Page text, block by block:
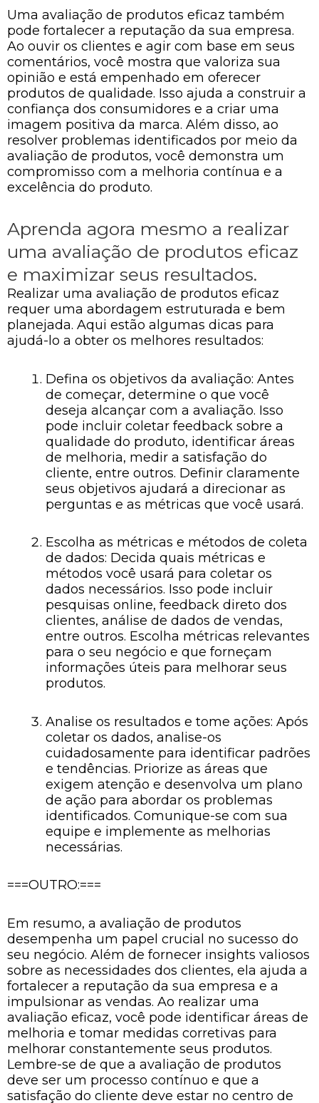
Uma avaliação de produtos eficaz também
pode fortalecer a reputação da sua empresa.
Ao ouvir os clientes e agir com base em seus
comentários, você mostra que valoriza sua
opinião e está empenhado em oferecer
produtos de qualidade. Isso ajuda a construir a
confiança dos consumidores e a criar uma
imagem positiva da marca. Além disso, ao
resolver problemas identificados por meio da
avaliação de produtos, você demonstra um
compromisso com a melhoria contínua e a
excelência do produto.
Aprenda agora mesmo a realizar
uma avaliação de produtos eficaz
e maximizar seus resultados.
Realizar uma avaliação de produtos eficaz
requer uma abordagem estruturada e bem
planejada. Aqui estão algumas dicas para
ajudá-lo a obter os melhores resultados:
Defina os objetivos da avaliação: Antes
de começar, determine o que você
deseja alcançar com a avaliação. Isso
pode incluir coletar feedback sobre a
qualidade do produto, identificar áreas
de melhoria, medir a satisfação do
cliente, entre outros. Definir claramente
seus objetivos ajudará a direcionar as
perguntas e as métricas que você usará.
Escolha as métricas e métodos de coleta
de dados: Decida quais métricas e
métodos você usará para coletar os
dados necessários. Isso pode incluir
pesquisas online, feedback direto dos
clientes, análise de dados de vendas,
entre outros. Escolha métricas relevantes
para o seu negócio e que forneçam
informações úteis para melhorar seus
produtos.
Analise os resultados e tome ações: Após
coletar os dados, analise-os
cuidadosamente para identificar padrões
e tendências. Priorize as áreas que
exigem atenção e desenvolva um plano
de ação para abordar os problemas
identificados. Comunique-se com sua
equipe e implemente as melhorias
necessárias.
===OUTRO:===
Em resumo, a avaliação de produtos
desempenha um papel crucial no sucesso do
seu negócio. Além de fornecer insights valiosos
sobre as necessidades dos clientes, ela ajuda a
fortalecer a reputação da sua empresa e a
impulsionar as vendas. Ao realizar uma
avaliação eficaz, você pode identificar áreas de
melhoria e tomar medidas corretivas para
melhorar constantemente seus produtos.
Lembre-se de que a avaliação de produtos
deve ser um processo contínuo e que a
satisfação do cliente deve estar no centro de